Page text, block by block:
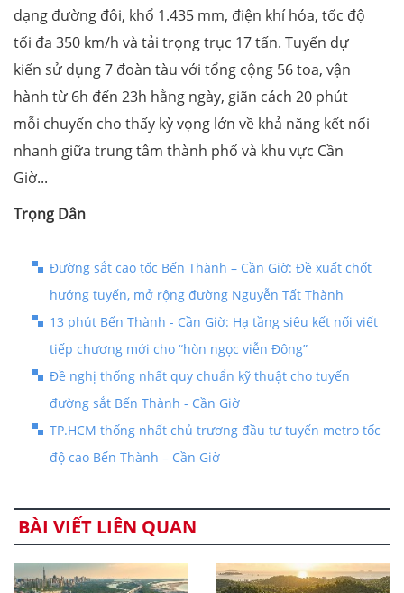
dạng đường đôi, khổ 1.435 mm, điện khí hóa, tốc độ
tối đa 350 km/h và tải trọng trục 17 tấn. Tuyến dự
kiến sử dụng 7 đoàn tàu với tổng cộng 56 toa, vận
hành từ 6h đến 23h hằng ngày, giãn cách 20 phút
mỗi chuyến cho thấy kỳ vọng lớn về khả năng kết nối
nhanh giữa trung tâm thành phố và khu vực Cần
Giờ...
Trọng Dân
Đường sắt cao tốc Bến Thành – Cần Giờ: Đề xuất chốt
hướng tuyến, mở rộng đường Nguyễn Tất Thành
13 phút Bến Thành - Cần Giờ: Hạ tầng siêu kết nối viết
tiếp chương mới cho “hòn ngọc viễn Đông”
Đề nghị thống nhất quy chuẩn kỹ thuật cho tuyến
đường sắt Bến Thành - Cần Giờ
TP.HCM thống nhất chủ trương đầu tư tuyến metro tốc
độ cao Bến Thành – Cần Giờ
BÀI VIẾT LIÊN QUAN